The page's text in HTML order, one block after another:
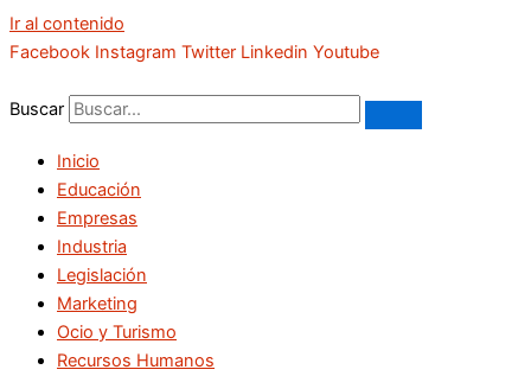
Ir al contenido
Facebook Instagram Twitter Linkedin Youtube
Buscar
Inicio
Educación
Empresas
Industria
Legislación
Marketing
Ocio y Turismo
Recursos Humanos